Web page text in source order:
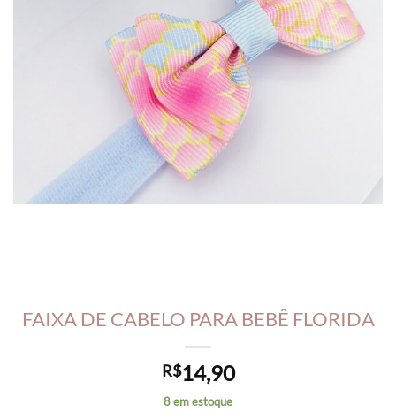
FAIXA DE CABELO PARA BEBÊ FLORIDA
R$14,90
8 em estoque